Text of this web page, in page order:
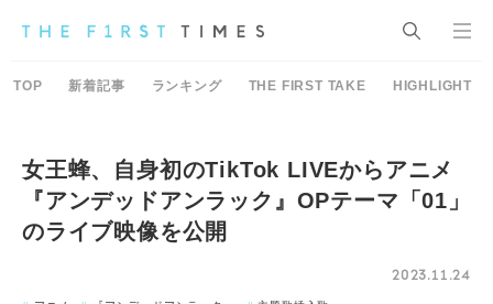
TOP 新着記事 ランキング THE FIRST TAKE HIGHLIGHT
女王蜂、自身初のTikTok LIVEからアニメ
『アンデッドアンラック』OPテーマ「01」
のライブ映像を公開
2023.11.24